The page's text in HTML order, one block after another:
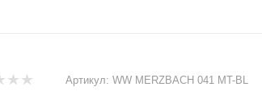
Артикул: WW MERZBACH 041 MT-BL